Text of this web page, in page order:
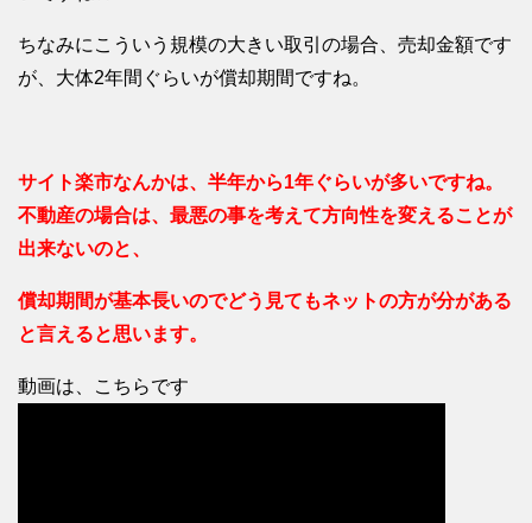
ちなみにこういう規模の大きい取引の場合、売却金額です
が、大体2年間ぐらいが償却期間ですね。
サイト楽市なんかは、半年から1年ぐらいが多いですね。
不動産の場合は、最悪の事を考えて方向性を変えることが
出来ないのと、
償却期間が基本長いのでどう見てもネットの方が分がある
と言えると思います。
動画は、こちらです